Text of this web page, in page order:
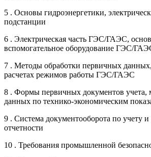
5 . Основы гидроэнергетики,
подстанции
6 . Электрическая часть ГЭС/ГАЭС,
вспомогательное оборудование ГЭС/
7 . Методы обработки первичных
расчетах режимов работы ГЭС/ГАЭС
8 . Формы первичных документов учета,
данных по технико-экономическим
9 . Система документооборота по учету
отчетности
10 . Требования промышленной